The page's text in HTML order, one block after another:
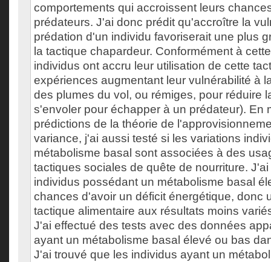
comportements qui accroissent leurs
prédateurs. J'ai donc prédit qu'accroître la
prédation d'un individu favoriserait une plus
la tactique chapardeur. Conformément à
individus ont accru leur utilisation de cette
expériences augmentant leur vulnérabilité à
des plumes du vol, ou rémiges, pour réduire
s'envoler pour échapper à un prédateur). En
prédictions de la théorie de
variance, j'ai aussi testé si les variations
métabolisme basal sont associées à des
tactiques sociales de quête de nourriture.
individus possédant un métabolisme basal
chances d'avoir un déficit énergétique, donc
tactique alimentaire aux résultats moins
J'ai effectué des tests avec des données
ayant un métabolisme basal élevé ou bas
J'ai trouvé que les individus ayant un